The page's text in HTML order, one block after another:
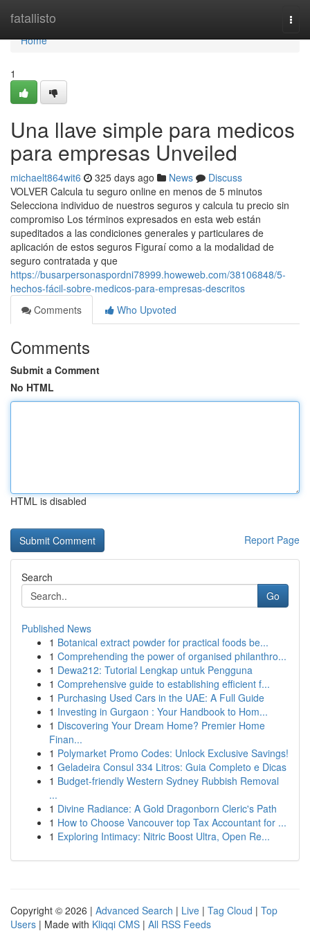
fatallisto
Home
Home
1
Una llave simple para medicos
para empresas Unveiled
michaelt864wit6 325 days ago News
Discuss
VOLVER Calcula tu seguro online en menos de 5 minutos
Selecciona individuo de nuestros seguros y calcula tu precio sin
compromiso Los términos expresados en esta web están
supeditados a las condiciones generales y particulares de
aplicación de estos seguros Figuraí como a la modalidad de
seguro contratada y que
https://busarpersonaspordni78999.howeweb.com/38106848/5-
hechos-fácil-sobre-medicos-para-empresas-descritos
Comments
Who Upvoted
Comments
Submit a Comment
No HTML
HTML is disabled
Report Page
Search
Go
Published News
1 Botanical extract powder for practical foods be...
1 Comprehending the power of organised philanthro...
1 Dewa212: Tutorial Lengkap untuk Pengguna
1 Comprehensive guide to establishing efficient f...
1 Purchasing Used Cars in the UAE: A Full Guide
1 Investing in Gurgaon : Your Handbook to Hom...
1 Discovering Your Dream Home? Premier Home
Finan...
1 Polymarket Promo Codes: Unlock Exclusive Savings!
1 Geladeira Consul 334 Litros: Guia Completo e Dicas
1 Budget-friendly Western Sydney Rubbish Removal
...
1 Divine Radiance: A Gold Dragonborn Cleric's Path
1 How to Choose Vancouver top Tax Accountant for ...
1 Exploring Intimacy: Nitric Boost Ultra, Open Re...
Copyright © 2026 | Advanced Search | Live | Tag Cloud | Top
Users | Made with Kliqqi CMS | All RSS Feeds